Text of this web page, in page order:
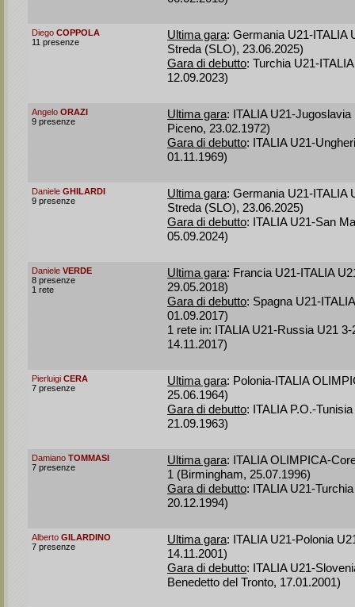
Diego COPPOLA
11 presenze
Ultima gara: Germania U21-ITALIA
Streda (SLO), 23.06.2025)
Gara di debutto: Turchia U21-
12.09.2023)
Angelo ORAZI
9 presenze
Ultima gara: ITALIA U21-
Piceno, 23.02.1972)
Gara di debutto: ITALIA U21-
01.11.1969)
Daniele GHILARDI
9 presenze
Ultima gara: Germania U21-ITALIA
Streda (SLO), 23.06.2025)
Gara di debutto: ITALIA U21-San
05.09.2024)
Daniele VERDE
8 presenze
1 rete
Ultima gara: Francia U21-ITALIA
29.05.2018)
Gara di debutto: Spagna U21-
01.09.2017)
1 rete in: ITALIA U21-Russia U21
14.11.2017)
Pierluigi CERA
7 presenze
Ultima gara: Polonia-ITALIA
25.06.1964)
Gara di debutto: ITALIA P.O.-
21.09.1963)
Damiano TOMMASI
7 presenze
Ultima gara: ITALIA OLIMPICA-
1 (Birmingham, 25.07.1996)
Gara di debutto: ITALIA U21-
20.12.1994)
Alberto GILARDINO
7 presenze
Ultima gara: ITALIA U21-Polonia
14.11.2001)
Gara di debutto: ITALIA U21-
Benedetto del Tronto, 17.01.2001)